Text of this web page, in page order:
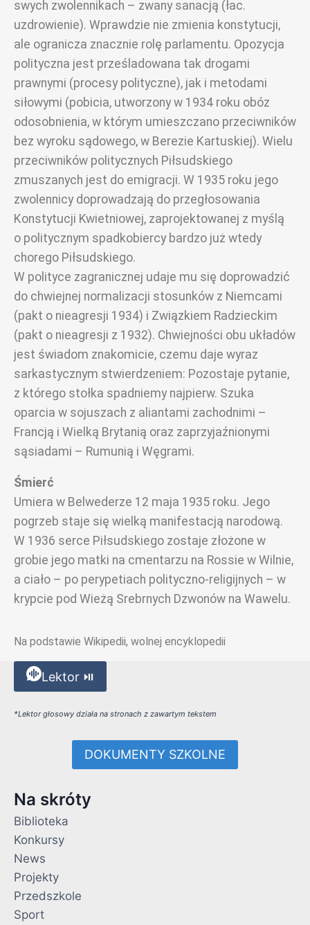
swych zwolennikach – zwany sanacją (łac.
uzdrowienie). Wprawdzie nie zmienia konstytucji,
ale ogranicza znacznie rolę parlamentu. Opozycja
polityczna jest prześladowana tak drogami
prawnymi (procesy polityczne), jak i metodami
siłowymi (pobicia, utworzony w 1934 roku obóz
odosobnienia, w którym umieszczano przeciwników
bez wyroku sądowego, w Berezie Kartuskiej). Wielu
przeciwników politycznych Piłsudskiego
zmuszanych jest do emigracji. W 1935 roku jego
zwolennicy doprowadzają do przegłosowania
Konstytucji Kwietniowej, zaprojektowanej z myślą
o politycznym spadkobiercy bardzo już wtedy
chorego Piłsudskiego.
W polityce zagranicznej udaje mu się doprowadzić
do chwiejnej normalizacji stosunków z Niemcami
(pakt o nieagresji 1934) i Związkiem Radzieckim
(pakt o nieagresji z 1932). Chwiejności obu układów
jest świadom znakomicie, czemu daje wyraz
sarkastycznym stwierdzeniem: Pozostaje pytanie,
z którego stołka spadniemy najpierw. Szuka
oparcia w sojuszach z aliantami zachodnimi –
Francją i Wielką Brytanią oraz zaprzyjaźnionymi
sąsiadami – Rumunią i Węgrami.
Śmierć
Umiera w Belwederze 12 maja 1935 roku. Jego
pogrzeb staje się wielką manifestacją narodową.
W 1936 serce Piłsudskiego zostaje złożone w
grobie jego matki na cmentarzu na Rossie w Wilnie,
a ciało – po perypetiach polityczno-religijnych – w
krypcie pod Wieżą Srebrnych Dzwonów na Wawelu.
Na podstawie Wikipedii, wolnej encyklopedii
Lektor ⏯
*Lektor głosowy działa na stronach z zawartym tekstem
DOKUMENTY SZKOLNE
Na skróty
Biblioteka
Konkursy
News
Projekty
Przedszkole
Sport